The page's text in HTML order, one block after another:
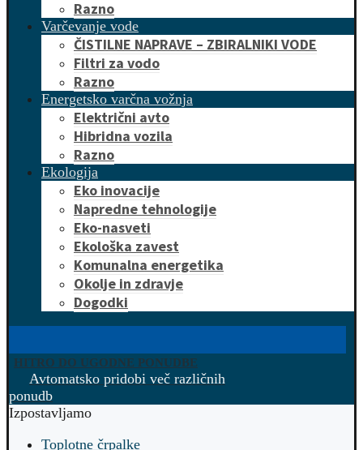
Razno
Varčevanje vode
ČISTILNE NAPRAVE – ZBIRALNIKI VODE
Filtri za vodo
Razno
Energetsko varčna vožnja
Električni avto
Hibridna vozila
Razno
Ekologija
Eko inovacije
Napredne tehnologije
Eko-nasveti
Ekološka zavest
Komunalna energetika
Okolje in zdravje
Dogodki
HITRO DO UGODNE PONUDBE
Avtomatsko pridobi več različnih
ponudb
Izpostavljamo
Toplotne črpalke